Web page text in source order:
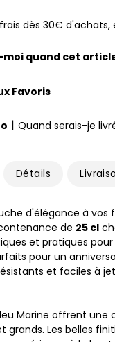
dès 30€
moi quand cet
Favoris
| Quand serais-je
Détails
d'élégance à vos
de 25 cl
et pratiques
pour un
et faciles à
Marine offrent
grands. Les belles